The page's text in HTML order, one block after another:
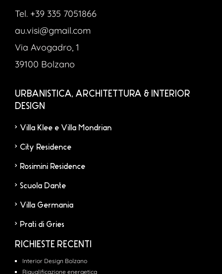
Tel. +39 335 7051866
au.visi@gmail.com
Via Avogadro, 1
39100 Bolzano
URBANISTICA, ARCHITETTURA & INTERIOR
DESIGN
Villa Klee e Villa Mondrian
City Residence
Rosimini Residence
Scuola Dante
Villa Germania
Prati di Gries
RICHIESTE RECENTI
Interior Design Bolzano
Riqualificazione energetica